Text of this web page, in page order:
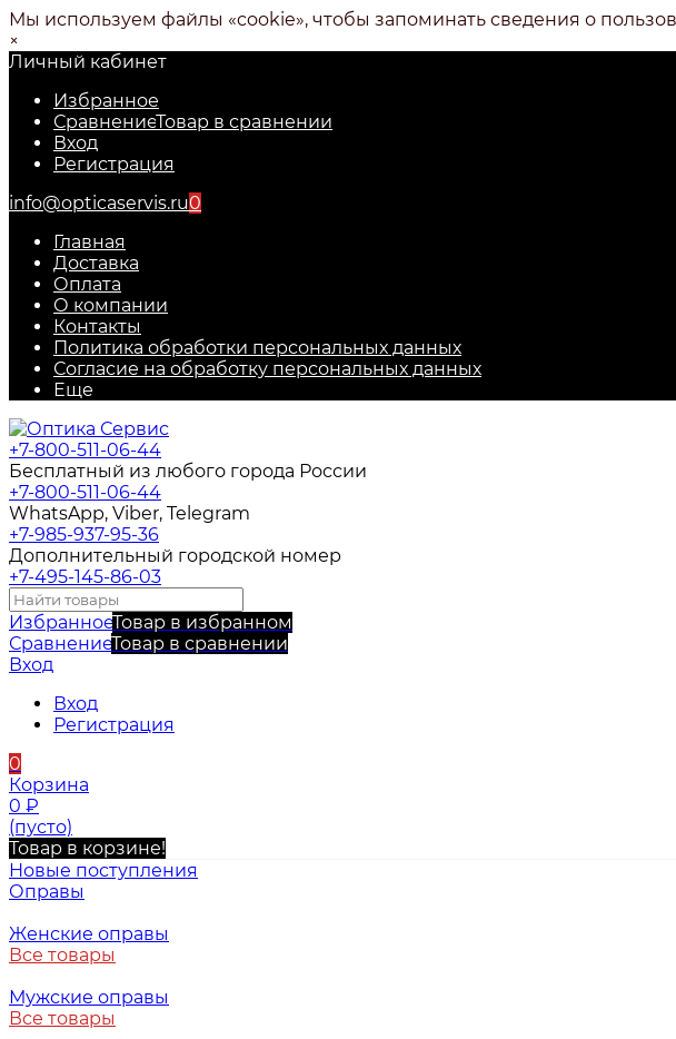
Мы используем файлы «cookie», чтобы запоминать сведения о
×
Личный кабинет
Избранное
СравнениеТовар в сравнении
Вход
Регистрация
info@opticaservis.ru0
Главная
Доставка
Оплата
О компании
Контакты
Политика обработки персональных данных
Согласие на обработку персональных данных
Еще
+7-800-511-06-44
Бесплатный из любого города России
+7-800-511-06-44
WhatsApp, Viber, Telegram
+7-985-937-95-36
Дополнительный городской номер
+7-495-145-86-03
ИзбранноеТовар в избранном
СравнениеТовар в сравнении
Вход
Вход
Регистрация
0
Корзина
0 ₽
(пусто)
Товар в корзине!
Новые поступления
Оправы
Женские оправы
Все товары
Мужские оправы
Все товары